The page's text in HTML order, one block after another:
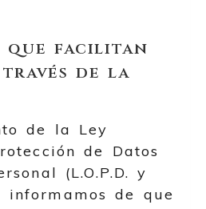
que facilitan
de la
de la Ley
de Datos
(L.O.P.D. y
informamos de que